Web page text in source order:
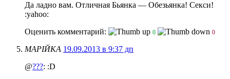
Да ладно вам. Отличная Бьянка — Обезьянка! Секси!
:yahoo:
Оценить комментарий:
0 0
МАРІЙКА 19.09.2013 в 9:37 дп
@???: :D